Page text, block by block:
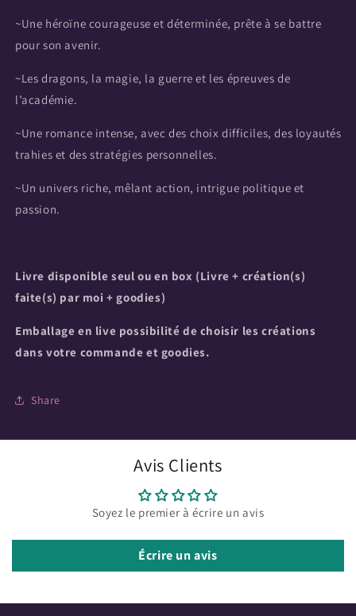
~Une héroïne courageuse et déterminée, prête à se battre
pour son avenir.
~Les dragons, la magie, la guerre et les épreuves de
l’académie.
~Une romance intense, avec des choix difficiles, des loyautés
trahies et des stratégies personnelles.
~Un univers riche, mêlant action, intrigue politique et
passion.
Livre disponible seul ou en box (Livre + création(s)
faite(s) par moi + goodies)
Emballage en live possibilité de choisir les créations
dans votre commande et goodies.
Share
Avis Clients
Soyez le premier à écrire un avis
Écrire un avis